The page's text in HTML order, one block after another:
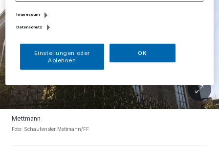
Mettmann
Foto: Schaufenster Mettmann/FF
Impressum
Datenschutz
Einstellungen oder
Ablehnen
OK